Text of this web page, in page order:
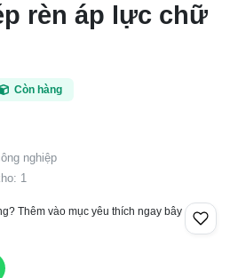
rèn áp lực chữ
Còn hàng
nghiệp
1
Thêm vào mục yêu thích ngay bây